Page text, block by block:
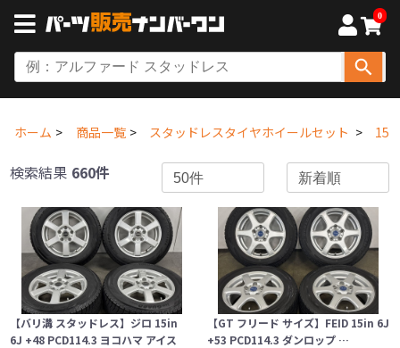
0
ホーム 商品一覧 スタッドレスタイヤホイールセット 15
検索結果 660件
【バリ溝 スタッドレス】ジロ 15in
6J +48 PCD114.3 ヨコハマ アイス
【GT フリード サイズ】FEID 15in 6J
+53 PCD114.3 ダンロップ …